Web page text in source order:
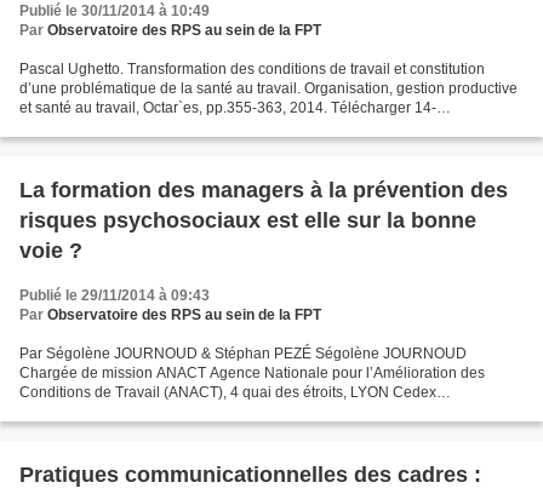
Publié le 30/11/2014 à 10:49
Par Observatoire des RPS au sein de la FPT
Pascal Ughetto. Transformation des conditions de travail et constitution
d’une problématique de la santé au travail. Organisation, gestion productive
et santé au travail, Octar`es, pp.355-363, 2014. Télécharger 14-
La formation des managers à la prévention des
risques psychosociaux est elle sur la bonne
voie ?
Publié le 29/11/2014 à 09:43
Par Observatoire des RPS au sein de la FPT
Par Ségolène JOURNOUD & Stéphan PEZÉ Ségolène JOURNOUD
Chargée de mission ANACT Agence Nationale pour l’Amélioration des
Conditions de Travail (ANACT), 4 quai des étroits, LYON Cedex
Pratiques communicationnelles des cadres :